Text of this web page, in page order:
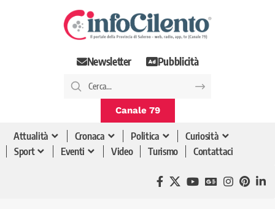
Newsletter Pubblicità
Canale 79
Attualità Cronaca Politica
Curiosità
Sport
Eventi Video Turismo Contattaci